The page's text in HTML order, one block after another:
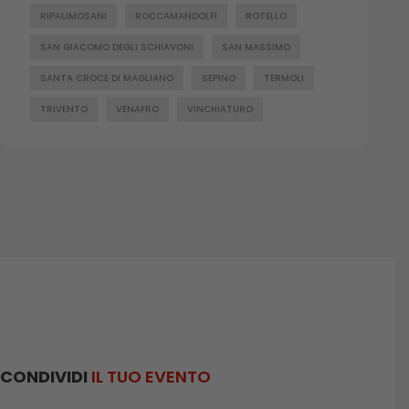
RIPALIMOSANI ROCCAMANDOLFI ROTELLO
SAN GIACOMO DEGLI SCHIAVONI SAN MASSIMO
SANTA CROCE DI MAGLIANO SEPINO TERMOLI
TRIVENTO VENAFRO VINCHIATURO
CONDIVIDI IL TUO EVENTO